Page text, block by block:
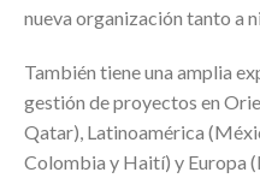
nueva organización tanto a
También tiene una amplia
gestión de proyectos en
Qatar), Latinoamérica
Colombia y Haití) y Europa